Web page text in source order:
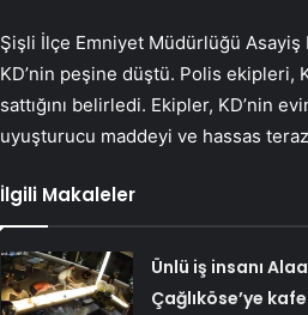
Şişli İlçe Emniyet Müdürlüğü
KD’nin peşine düştü. Polis ekipleri,
sattığını belirledi. Ekipler, KD’nin
uyuşturucu maddeyi ve hassas
İlgili Makaleler
Ünlü iş insanı
Çağlıköse’ye